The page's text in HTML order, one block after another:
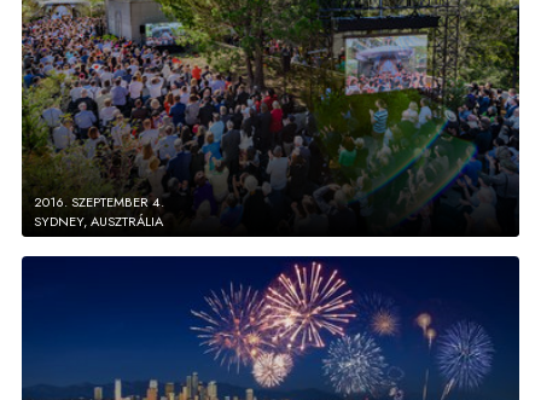
2016. SZEPTEMBER 4.
SYDNEY, AUSZTRÁLIA